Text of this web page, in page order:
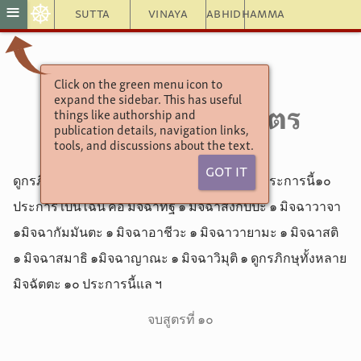
Sutta Vinaya Abhidhamma
≡ ☸
Click on the green menu icon to
expand the sidebar. This has useful
things like authorship and
publication details, navigation links,
tools, and discussions about the text.
Got It
อังคุตตรนิกาย
10.132. มิจฉัตตสูตร
ดูกรภิกษุทั้งหลาย มิจฉัตตะ (ความเป็นผิด) ๑๐ ประการนี้๑๐
ประการ เป็นไฉน คือ มิจฉาทิฐิ ๑ มิจฉาสังกัปปะ ๑ มิจฉาวาจา
๑มิจฉากัมมันตะ ๑ มิจฉาอาชีวะ ๑ มิจฉาวายามะ ๑ มิจฉาสติ
๑ มิจฉาสมาธิ ๑มิจฉาญาณะ ๑ มิจฉาวิมุติ ๑ ดูกรภิกษุทั้งหลาย
มิจฉัตตะ ๑๐ ประการนี้แล ฯ
จบสูตรที่ ๑๐